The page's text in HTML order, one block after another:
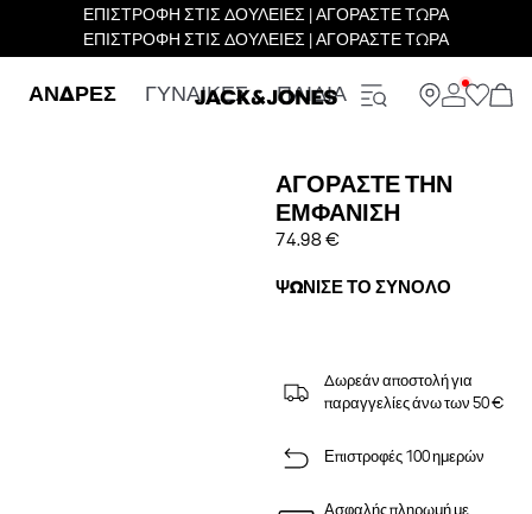
ΕΠΙΣΤΡΟΦΗ ΣΤΙΣ ΔΟΥΛΕΙΕΣ | ΑΓΟΡΑΣΤΕ ΤΩΡΑ
ΕΠΙΣΤΡΟΦΗ ΣΤΙΣ ΔΟΥΛΕΙΕΣ | ΑΓΟΡΑΣΤΕ ΤΩΡΑ
ΑΝΔΡΕΣ ΓΥΝΑΙΚΕΣ ΠΑΙΔΙΑ
ΑΓΟΡΆΣΤΕ ΤΗΝ
ΕΜΦΆΝΙΣΗ
74.98 €
ΨΏΝΙΣΕ ΤΟ ΣΎΝΟΛΟ
Δωρεάν αποστολή για
παραγγελίες άνω των 50 €
Επιστροφές 100 ημερών